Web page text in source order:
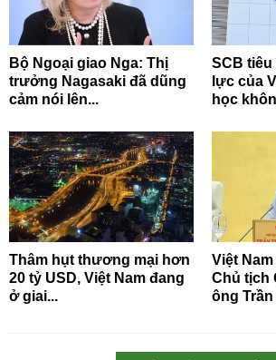
Bộ Ngoại giao Nga: Thị
trưởng Nagasaki đã dũng
cảm nói lên...
SCB
lực của
học
Thâm hụt thương mại hơn
20 tỷ USD, Việt Nam đang
ở giai...
Việt
Chủ tịch
ông